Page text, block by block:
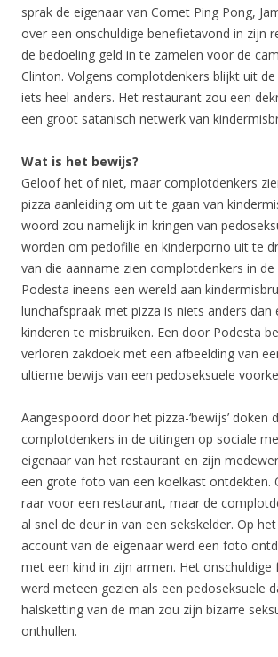
sprak de eigenaar van Comet Ping Pong,
over een onschuldige benefietavond in zijn
de bedoeling geld in te zamelen voor de
Clinton. Volgens complotdenkers blijkt uit
iets heel anders. Het restaurant zou een
een groot satanisch netwerk van
Wat is het bewijs?
Geloof het of niet, maar complotdenkers
pizza aanleiding om uit te gaan van
woord zou namelijk in kringen van
worden om pedofilie en kinderporno uit te
van die aanname zien complotdenkers in de
Podesta ineens een wereld aan
lunchafspraak met pizza is niets anders dan
kinderen te misbruiken. Een door Podesta
verloren zakdoek met een afbeelding van
ultieme bewijs van een pedoseksuele
Aangespoord door het pizza-‘bewijs’ doken
complotdenkers in de uitingen op sociale
eigenaar van het restaurant en zijn
een grote foto van een koelkast ontdekten.
raar voor een restaurant, maar de
al snel de deur in van een sekskelder. Op
account van de eigenaar werd een foto
met een kind in zijn armen. Het onschuldige
werd meteen gezien als een pedoseksuele
halsketting van de man zou zijn bizarre
onthullen.